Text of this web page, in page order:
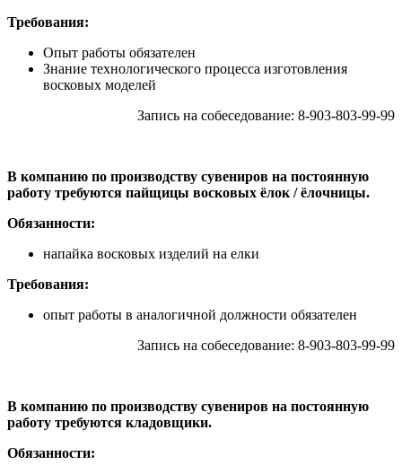
Требования:
Опыт работы обязателен
Знание технологического процесса изготовления
восковых моделей
Запись на собеседование: 8-903-803-99-99
В компанию по производству сувениров на постоянную
работу требуются пайщицы восковых ёлок / ёлочницы.
Обязанности:
напайка восковых изделий на елки
Требования:
опыт работы в аналогичной должности обязателен
Запись на собеседование: 8-903-803-99-99
В компанию по производству сувениров на постоянную
работу требуются кладовщики.
Обязанности: